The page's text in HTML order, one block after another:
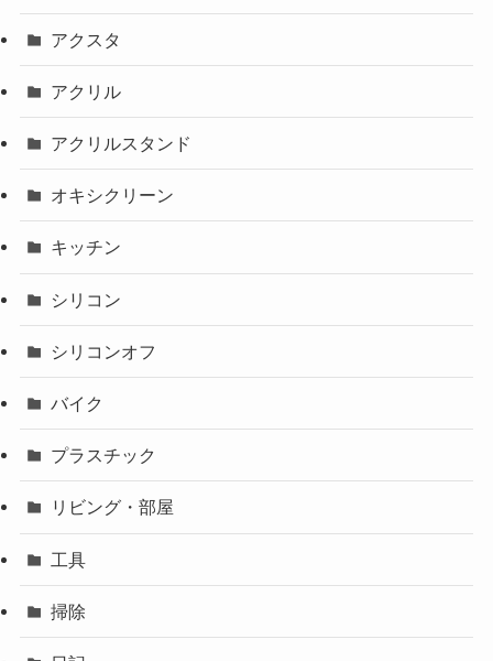
アクスタ
アクリル
アクリルスタンド
オキシクリーン
キッチン
シリコン
シリコンオフ
バイク
プラスチック
リビング・部屋
工具
掃除